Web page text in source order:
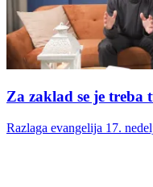
Za zaklad se je
Razlaga evangelija 17.